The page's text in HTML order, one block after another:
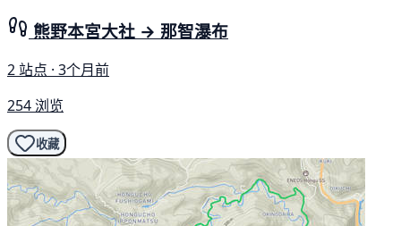
熊野本宮大社 → 那智瀑布
2 站点 · 3个月前
254 浏览
收藏